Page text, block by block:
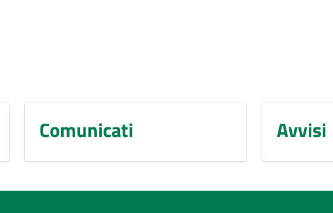
Comunicati Avvisi